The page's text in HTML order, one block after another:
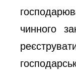
чинного